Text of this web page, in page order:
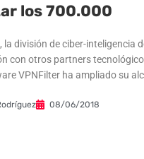
los 700.000
la división de ciber-inteligencia
con otros partners
VPNFilter ha ampliado su
08/06/2018